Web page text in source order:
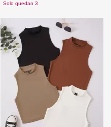
Solo quedan 3